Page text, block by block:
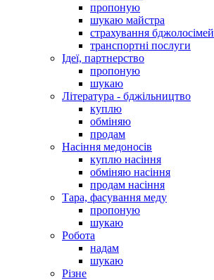
пропоную
шукаю майстра
страхування бджолосімей
транспортні послуги
Ідеї, партнерство
пропоную
шукаю
Література - бджільництво
куплю
обміняю
продам
Насіння медоносів
куплю насіння
обміняю насіння
продам насіння
Тара, фасування меду
пропоную
шукаю
Робота
надам
шукаю
Різне